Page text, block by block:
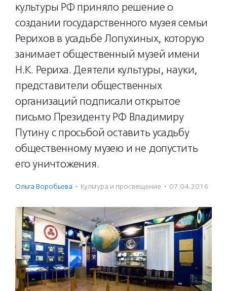
культуры РФ приняло решение о
создании государственного музея семьи
Рерихов в усадьбе Лопухиных, которую
занимает общественный музей имени
Н.К. Рериха. Деятели культуры, науки,
представители общественных
организаций подписали открытое
письмо Президенту РФ Владимиру
Путину с просьбой оставить усадьбу
общественному музею и не допустить
его уничтожения.
Ольга Воробьева · Культура и просвещение · 07.04.2016